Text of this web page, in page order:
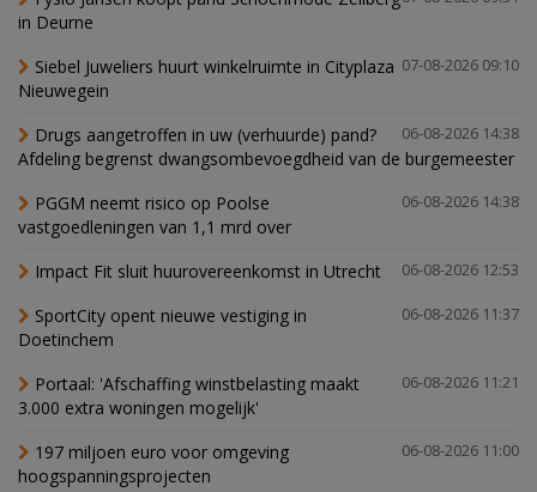
in Deurne
07-08-2026 09:10
Siebel Juweliers huurt winkelruimte in Cityplaza
Nieuwegein
06-08-2026 14:38
Drugs aangetroffen in uw (verhuurde) pand?
Afdeling begrenst dwangsombevoegdheid van de burgemeester
06-08-2026 14:38
PGGM neemt risico op Poolse
vastgoedleningen van 1,1 mrd over
06-08-2026 12:53
Impact Fit sluit huurovereenkomst in Utrecht
06-08-2026 11:37
SportCity opent nieuwe vestiging in
Doetinchem
06-08-2026 11:21
Portaal: 'Afschaffing winstbelasting maakt
3.000 extra woningen mogelijk'
06-08-2026 11:00
197 miljoen euro voor omgeving
hoogspanningsprojecten